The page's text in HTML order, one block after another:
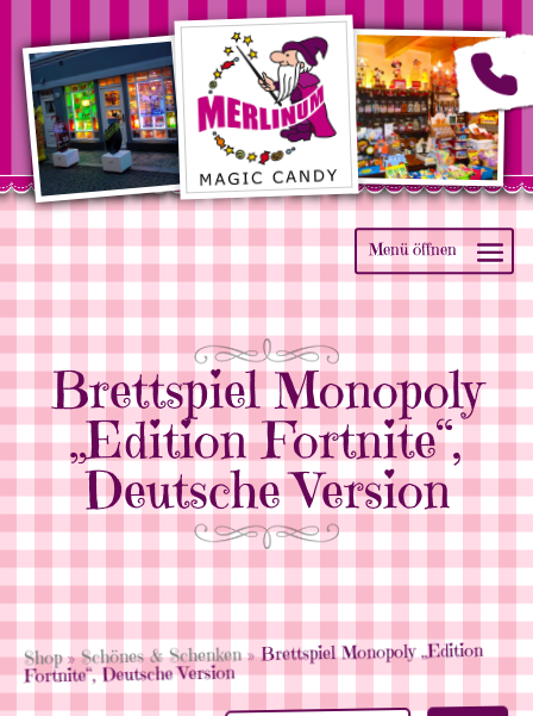
Brettspiel Monopoly
„Edition Fortnite“,
Deutsche Version
Shop»Schönes & Schenken» Brettspiel Monopoly „Edition
Fortnite“, Deutsche Version